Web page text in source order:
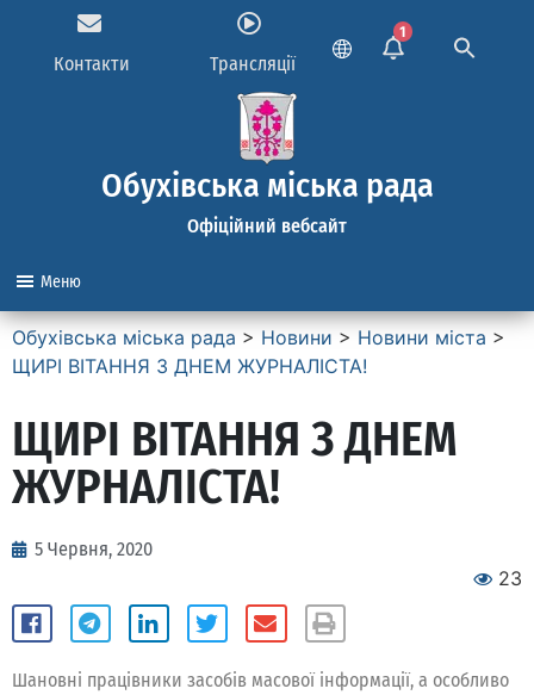
Контакти Трансляції
1
Обухівська міська рада
Офіційний вебсайт
Меню
Обухівська міська рада > Новини > Новини міста >
ЩИРІ ВІТАННЯ З ДНЕМ ЖУРНАЛІСТА!
ЩИРІ ВІТАННЯ З ДНЕМ
ЖУРНАЛІСТА!
5 Червня, 2020
23
Шановні працівники засобів масової інформації, а особливо